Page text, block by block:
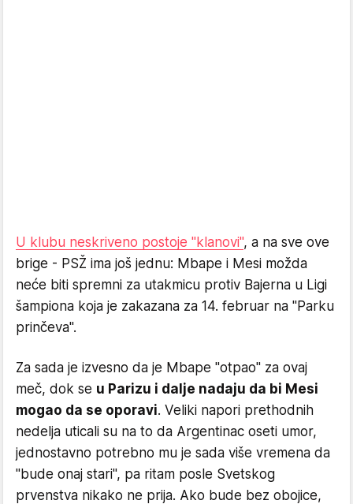
U klubu neskriveno postoje "klanovi", a na sve ove
brige - PSŽ ima još jednu: Mbape i Mesi možda
neće biti spremni za utakmicu protiv Bajerna u Ligi
šampiona koja je zakazana za 14. februar na "Parku
prinčeva".
Za sada je izvesno da je Mbape "otpao" za ovaj
meč, dok se u Parizu i dalje nadaju da bi Mesi
mogao da se oporavi. Veliki napori prethodnih
nedelja uticali su na to da Argentinac oseti umor,
jednostavno potrebno mu je sada više vremena da
"bude onaj stari", pa ritam posle Svetskog
prvenstva nikako ne prija. Ako bude bez obojice,